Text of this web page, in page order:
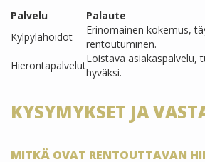
Palvelu
Palaute
Kylpylähoidot
Erinomainen kokemus,
rentoutuminen.
Hierontapalvelut
Loistava asiakaspalvelu,
hyväksi.
KYSYMYKSET JA
MITKÄ OVAT RENTOUTTAVAN